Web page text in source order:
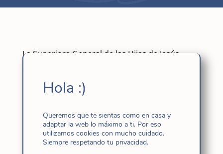
La Superiora General de las Hijas de Jesús
provincial de Índico-Pacífico:
– Thelma Barbarona Almedilla – Superiora
– Emelinda Falsis Correa – Primera Consejera
– María Isabel Romero Escribano – Segunda
Consejera
Hola :)
Queremos que te sientas como en casa y
adaptar la web lo máximo a ti. Por eso
utilizamos cookies con mucho cuidado.
Siempre respetando tu privacidad.